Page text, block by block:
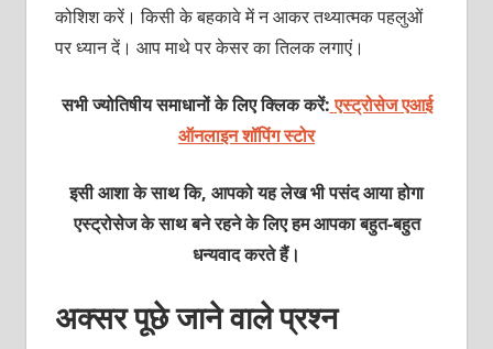
कोशिश करें। किसी के बहकावे में न आकर तथ्यात्मक पहलुओं
पर ध्यान दें। आप माथे पर केसर का तिलक लगाएं।
सभी ज्योतिषीय समाधानों के लिए क्लिक करें: एस्ट्रोसेज एआई
ऑनलाइन शॉपिंग स्टोर
इसी आशा के साथ कि, आपको यह लेख भी पसंद आया होगा
एस्ट्रोसेज के साथ बने रहने के लिए हम आपका बहुत-बहुत
धन्यवाद करते हैं।
अक्सर पूछे जाने वाले प्रश्न